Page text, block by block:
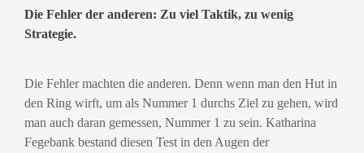
Die Fehler der anderen: Zu viel Taktik, zu wenig
Strategie.
Die Fehler machten die anderen. Denn wenn man den Hut in
den Ring wirft, um als Nummer 1 durchs Ziel zu gehen, wird
man auch daran gemessen, Nummer 1 zu sein. Katharina
Fegebank bestand diesen Test in den Augen der